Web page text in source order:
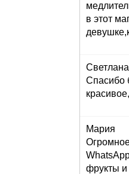
в этот
Светлана
Спасибо
Мария
фрукты и